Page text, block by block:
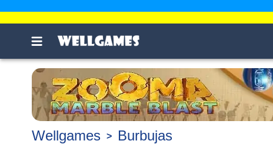
Wellgames Burbujas